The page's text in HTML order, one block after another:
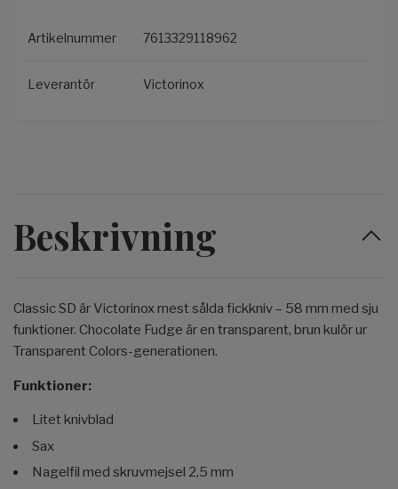
Artikelnummer 7613329118962
Leverantör Victorinox
Beskrivning
Classic SD är Victorinox mest sålda fickkniv – 58 mm med sju
funktioner. Chocolate Fudge är en transparent, brun kulör ur
Transparent Colors-generationen.
Funktioner:
Litet knivblad
Sax
Nagelfil med skruvmejsel 2,5 mm